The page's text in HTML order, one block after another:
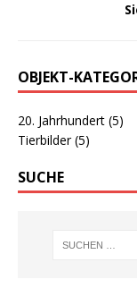
OBJEKT-
20. Jahrhundert (5)
Tierbilder(5)
SUCHE